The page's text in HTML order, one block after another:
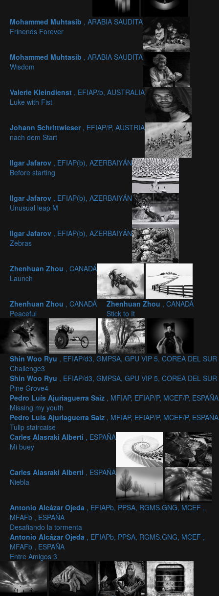
Mohammed Muhtasib , ARABIA SAUDITA
Frinends Forever
Mohammed Muhtasib , ARABIA SAUDITA
Wisdom
Valerie Kleindienst , EFIAP/b, AUSTRALIA
Luke with Fist
Johann Schrittwieser , EFIAP/P, AUSTRIA
nach dem Start
Ilgar Jafarov , EFIAP(b), AZERBAIYÁN
Before starting
Ilgar Jafarov , EFIAP(b), AZERBAIYÁN
Unusual leap M
Ilgar Jafarov , EFIAP(b), AZERBAIYÁN
Zebras
Zhenhuan Zhou , CANADÁ
Launch
Zhenhuan Zhou , CANADÁ
Peaceful
Zhenhuan Zhou , CANADÁ
Stick to It
Shin Woo Ryu , EFIAP/d3, GMPSA, GPU VIP 5, COREA DEL SUR
Challenge3
Shin Woo Ryu , EFIAP/d3, GMPSA, GPU VIP 5, COREA DEL SUR
Pine Grove4
Pedro Luís Ajuriaguerra Saiz , MFIAP, EFIAP/P, MCEF/P, ESPAÑA
Missing my youth
Pedro Luís Ajuriaguerra Saiz , MFIAP, EFIAP/P, MCEF/P, ESPAÑA
Tulip staircaise
Carles Alasraki Alberti , ESPAÑA
Mi buey
Carles Alasraki Alberti , ESPAÑA
Niebla
Antonio Alcázar Ojeda , EFIAPb, PPSA, RGMS.GNG, MCEF ,
MFAFb , ESPAÑA
Desafiando la tormenta
Antonio Alcázar Ojeda , EFIAPb, PPSA, RGMS.GNG, MCEF ,
MFAFb , ESPAÑA
Entre Amigos 3